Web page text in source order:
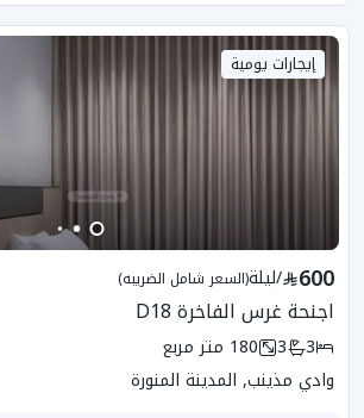
إيجارات يومية
600
/ليلة(السعر شامل الضريبه)
اجنحة غرس الفاخرة D18
3
3
180 متر مربع
وادي مذينب, المدينة المنورة